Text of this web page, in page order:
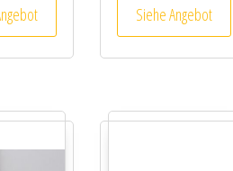
Siehe Angebot